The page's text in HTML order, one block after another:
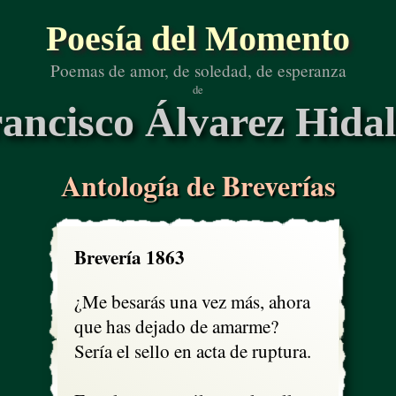
Poesía del Momento
Poemas de amor, de soledad, de esperanza
de
Álvarez
Antología de Breverías
Brevería 1863
¿Me besarás una vez más, ahora
que has dejado de amarme?
Sería el sello en acta de ruptura.